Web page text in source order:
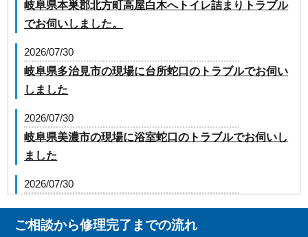
岐阜県本巣郡北方町高屋白木へトイレ詰まりトラブル
でお伺いしました。
2026/07/30
岐阜県多治見市の現場に台所蛇口のトラブルでお伺い
しました
2026/07/30
岐阜県美濃市の現場に浴室蛇口のトラブルでお伺いし
ました
2026/07/30
お伺いしました
ご相談から修理完了までの流れ